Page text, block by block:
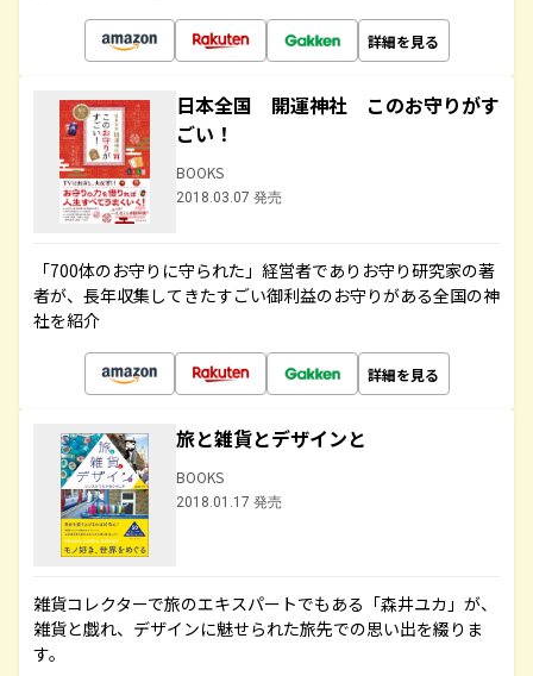
詳細を見る
日本全国 開運神社 このお守りがす
ごい！
BOOKS
2018.03.07 発売
「700体のお守りに守られた」経営者でありお守り研究家の著
者が、長年収集してきたすごい御利益のお守りがある全国の神
社を紹介
詳細を見る
旅と雑貨とデザインと
BOOKS
2018.01.17 発売
雑貨コレクターで旅のエキスパートでもある「森井ユカ」が、
雑貨と戯れ、デザインに魅せられた旅先での思い出を綴りま
す。